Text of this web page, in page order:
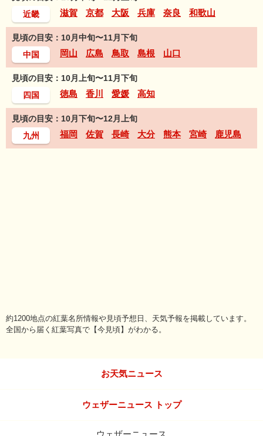
近畿
滋賀 京都 大阪 兵庫 奈良 和歌山
見頃の目安：10月中旬〜11月下旬
中国
岡山 広島 鳥取 島根 山口
見頃の目安：10月上旬〜11月下旬
四国
徳島 香川 愛媛 高知
見頃の目安：10月下旬〜12月上旬
九州
福岡 佐賀 長崎 大分 熊本 宮崎 鹿児島
約1200地点の紅葉名所情報や見頃予想日、天気予報を掲載しています。
全国から届く紅葉写真で【今見頃】がわかる。
お天気ニュース
ウェザーニュース トップ
ウェザーニュース